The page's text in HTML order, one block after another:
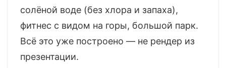
солёной воде (без хлора и запаха),
фитнес с видом на горы, большой парк.
Всё это уже построено — не рендер из
презентации.